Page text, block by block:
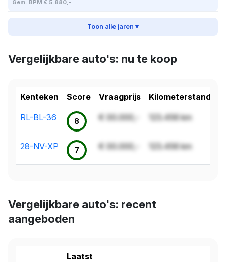
Gem. BPM € 5.880,-
Toon alle jaren ▾
Vergelijkbare auto's: nu te koop
Kenteken Score Vraagprijs Kilometerstand
RL-BL-36 8 € 00.000,- 123.456 km
28-NV-XP 7 € 00.000,- 123.456 km
Vergelijkbare auto's: recent
aangeboden
Laatst